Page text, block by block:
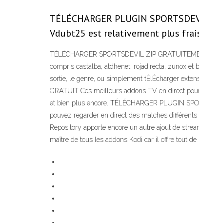
TÉLÉCHARGER PLUGIN
Vdubt25 est relativement plus
TÉLÉCHARGER SPORTSDEVIL ZIP
compris castalba, atdhenet, rojadirecta, zunox et
sortie, le genre, ou simplement tÉlÉcharger
GRATUIT Ces meilleurs addons TV en direct
et bien plus encore. TÉLÉCHARGER PLUGIN
pouvez regarder en direct des matches
Repository apporte encore un autre ajout de
maître de tous les addons Kodi car il offre tout de …